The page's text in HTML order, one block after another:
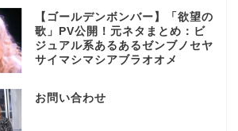
【ゴールデンボンバー】「欲望の
歌」PV公開！元ネタまとめ：ビ
ジュアル系あるあるゼンブノセヤ
サイマシマシアブラオオメ
お問い合わせ